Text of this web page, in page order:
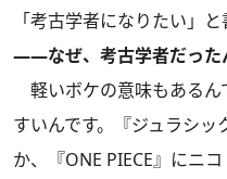
「考古学者になりたい」
――なぜ、考古学者だった
軽いボケの意味もあるん
すいんです。『ジュラシ
か、『ONE PIECE』にニ